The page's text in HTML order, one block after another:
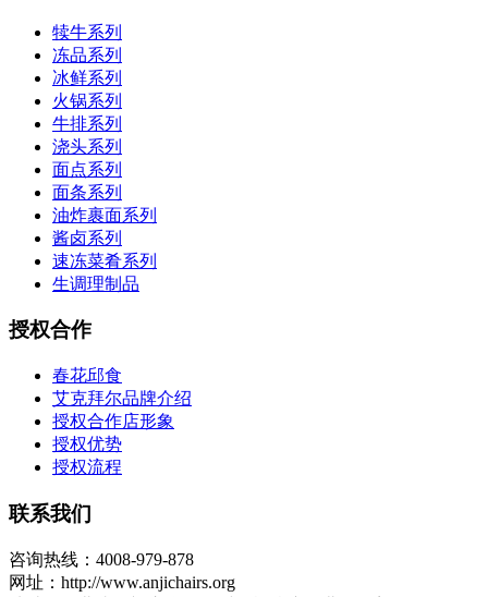
犊牛系列
冻品系列
冰鲜系列
火锅系列
牛排系列
浇头系列
面点系列
面条系列
油炸裹面系列
酱卤系列
速冻菜肴系列
生调理制品
授权合作
春花邱食
艾克拜尔品牌介绍
授权合作店形象
授权优势
授权流程
联系我们
咨询热线：4008-979-878
网址：http://www.anjichairs.org